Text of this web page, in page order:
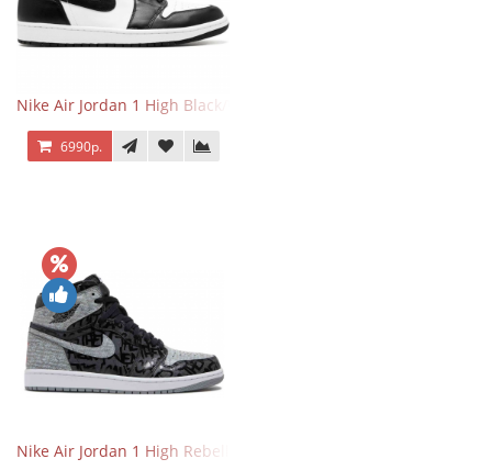
Nike Air Jordan 1 High Black/White
6990р.
Nike Air Jordan 1 High Rebellionaire